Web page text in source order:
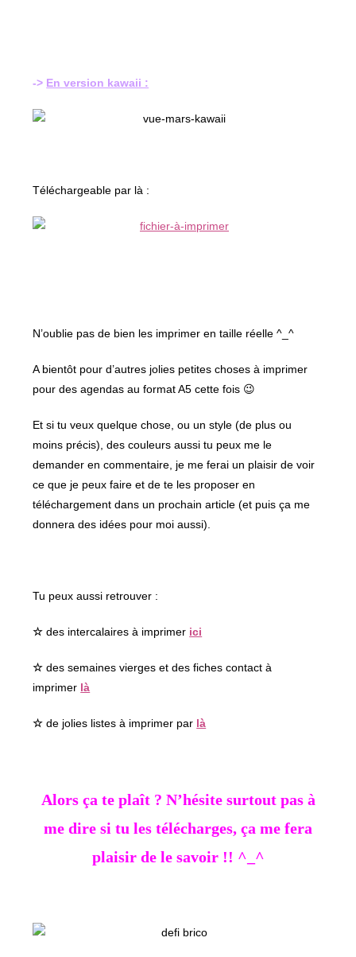
-> En version kawaii :
Téléchargeable par là :
N’oublie pas de bien les imprimer en taille réelle ^_^
A bientôt pour d’autres jolies petites choses à imprimer
pour des agendas au format A5 cette fois 😉
Et si tu veux quelque chose, ou un style (de plus ou
moins précis), des couleurs aussi tu peux me le
demander en commentaire, je me ferai un plaisir de voir
ce que je peux faire et de te les proposer en
téléchargement dans un prochain article (et puis ça me
donnera des idées pour moi aussi).
Tu peux aussi retrouver :
☆ des intercalaires à imprimer ici
☆des semaines vierges et des fiches contact à
imprimer là
☆ de jolies listes à imprimer par là
Alors ça te plaît ? N’hésite surtout pas à
me dire si tu les télécharges, ça me fera
plaisir de le savoir !! ^_^